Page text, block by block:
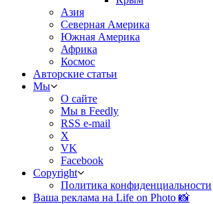
Азия
Северная Америка
Южная Америка
Африка
Космос
Авторские статьи
Мы
О сайте
Мы в Feedly
RSS e-mail
X
VK
Facebook
Copyright
Политика конфиденциальности
Ваша реклама на Life on Photo 📸